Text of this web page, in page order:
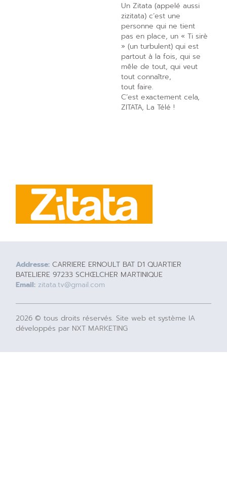
Un Zitata (appelé aussi
zizitata) c’est une
personne qui ne tient
pas en place, un « Ti sirè
» (un turbulent) qui est
partout à la fois, qui se
mêle de tout, qui veut
tout connaître,
tout faire.
C’est exactement cela,
ZITATA, La Télé !
Addresse: CARRIERE ERNOULT BAT D1 QUARTIER
BATELIERE 97233 SCHŒLCHER MARTINIQUE
Email: zitata.tv@gmail.com
2026 © tous droits réservés. Site web et système IA
développés par NXT MARKETING